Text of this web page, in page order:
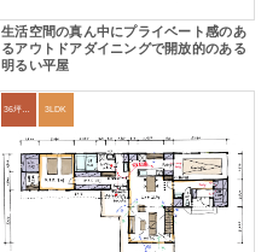
生活空間の真ん中にプライベート感のあ
るアウトドアダイニングで開放的のある
明るい平屋
36坪～39坪 3LDK